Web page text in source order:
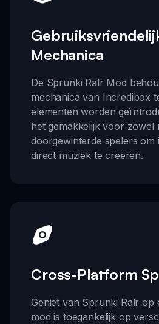
Mechanica
De Sprunki Ralr Mod
mechanica van Incredibox
elementen worden
het gemakkelijk voor zowel
doorgewinterde spelers om
direct muziek te creëren.
Cross-Platform
Geniet van Sprunki Ralr op
mod is toegankelijk op